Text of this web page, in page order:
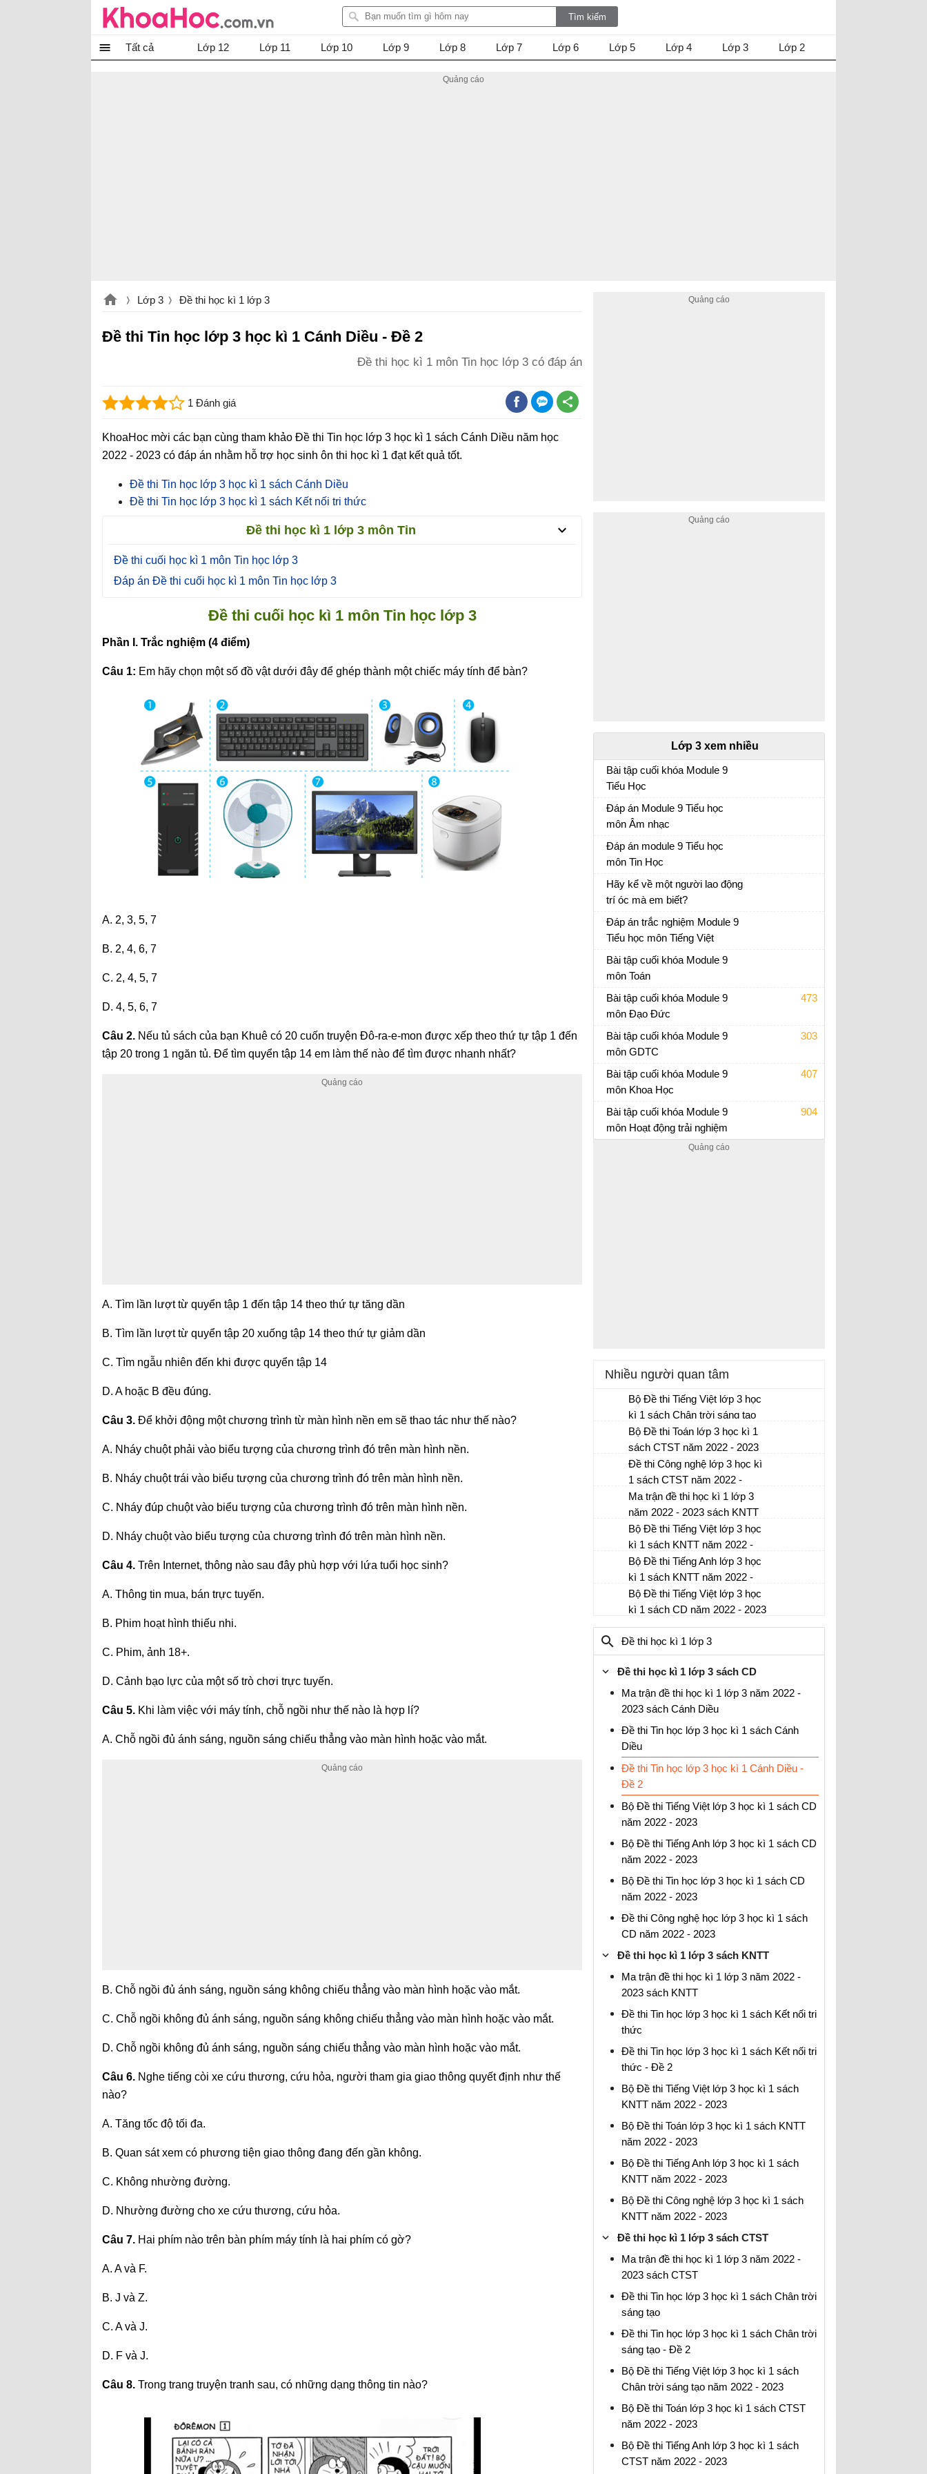
Tất cả Lớp 12 Lớp 11 Lớp 10 Lớp 9 Lớp 8 Lớp 7 Lớp 6 Lớp 5 Lớp 4 Lớp 3 Lớp 2
Lớp 3 Đề thi học kì 1 lớp 3
Đề thi Tin học lớp 3 học kì 1 Cánh Diều - Đề 2
Đề thi học kì 1 môn Tin học lớp 3 có đáp án
1 Đánh giá
KhoaHoc mời các bạn cùng tham khảo Đề thi Tin học lớp 3 học kì 1 sách Cánh Diều năm học
2022 - 2023 có đáp án nhằm hỗ trợ học sinh ôn thi học kì 1 đạt kết quả tốt.
Đề thi Tin học lớp 3 học kì 1 sách Cánh Diều
Đề thi Tin học lớp 3 học kì 1 sách Kết nối tri thức
Đề thi học kì 1 lớp 3 môn Tin
Đề thi cuối học kì 1 môn Tin học lớp 3
Đáp án Đề thi cuối học kì 1 môn Tin học lớp 3
Đề thi cuối học kì 1 môn Tin học lớp 3
Phần I. Trắc nghiệm (4 điểm)
Câu 1: Em hãy chọn một số đồ vật dưới đây để ghép thành một chiếc máy tính để bàn?
A. 2, 3, 5, 7
B. 2, 4, 6, 7
C. 2, 4, 5, 7
D. 4, 5, 6, 7
Câu 2. Nếu tủ sách của bạn Khuê có 20 cuốn truyện Đô-ra-e-mon được xếp theo thứ tự tập 1 đến
tập 20 trong 1 ngăn tủ. Để tìm quyển tập 14 em làm thế nào để tìm được nhanh nhất?
A. Tìm lần lượt từ quyển tập 1 đến tập 14 theo thứ tự tăng dần
B. Tìm lần lượt từ quyển tập 20 xuống tập 14 theo thứ tự giảm dần
C. Tìm ngẫu nhiên đến khi được quyển tập 14
D. A hoặc B đều đúng.
Câu 3. Để khởi động một chương trình từ màn hình nền em sẽ thao tác như thế nào?
A. Nháy chuột phải vào biểu tượng của chương trình đó trên màn hình nền.
B. Nháy chuột trái vào biểu tượng của chương trình đó trên màn hình nền.
C. Nháy đúp chuột vào biểu tượng của chương trình đó trên màn hình nền.
D. Nháy chuột vào biểu tượng của chương trình đó trên màn hình nền.
Câu 4. Trên Internet, thông nào sau đây phù hợp với lứa tuổi học sinh?
A. Thông tin mua, bán trực tuyến.
B. Phim hoạt hình thiếu nhi.
C. Phim, ảnh 18+.
D. Cảnh bạo lực của một số trò chơi trực tuyến.
Câu 5. Khi làm việc với máy tính, chỗ ngồi như thế nào là hợp lí?
A. Chỗ ngồi đủ ánh sáng, nguồn sáng chiếu thẳng vào màn hình hoặc vào mắt.
B. Chỗ ngồi đủ ánh sáng, nguồn sáng không chiếu thẳng vào màn hình hoặc vào mắt.
C. Chỗ ngồi không đủ ánh sáng, nguồn sáng không chiếu thẳng vào màn hình hoặc vào mắt.
D. Chỗ ngồi không đủ ánh sáng, nguồn sáng chiếu thẳng vào màn hình hoặc vào mắt.
Câu 6. Nghe tiếng còi xe cứu thương, cứu hỏa, người tham gia giao thông quyết định như thế
nào?
A. Tăng tốc độ tối đa.
B. Quan sát xem có phương tiện giao thông đang đến gần không.
C. Không nhường đường.
D. Nhường đường cho xe cứu thương, cứu hỏa.
Câu 7. Hai phím nào trên bàn phím máy tính là hai phím có gờ?
A. A và F.
B. J và Z.
C. A và J.
D. F và J.
Câu 8. Trong trang truyện tranh sau, có những dạng thông tin nào?
Lớp 3 xem nhiều
Bài tập cuối khóa Module 9
Tiểu Học
Bài tập cuối khóa Module 9 Tiểu Học đầy đủ
Đáp án Module 9 Tiểu học
môn Âm nhạc
Đáp án trắc nghiệm Module 9 Tiểu học
Đáp án module 9 Tiểu học
môn Tin Học
Đáp án trắc nghiệm Module 9 Tiểu học
Hãy kể về một người lao động
trí óc mà em biết?
Kể về người lao động trí óc lớp 3
Đáp án trắc nghiệm Module 9
Tiểu học môn Tiếng Việt
Đáp án trắc nghiệm Module 9 Tiểu học
Bài tập cuối khóa Module 9
môn Toán
Bài tập cuối khóa Module 9 Tiểu Học
Bài tập cuối khóa Module 9
môn Đạo Đức
473
Bài tập cuối khóa Module 9 Tiểu Học
Bài tập cuối khóa Module 9
môn GDTC
303
Bài tập cuối khóa Module 9 Tiểu Học
Bài tập cuối khóa Module 9
môn Khoa Học
407
Bài tập cuối khóa Module 9 Tiểu Học
Bài tập cuối khóa Module 9
môn Hoạt động trải nghiệm
904
Bài tập cuối khóa Module 9 Tiểu Học
Nhiều người quan tâm
Bộ Đề thi Tiếng Việt lớp 3 học
kì 1 sách Chân trời sáng tạo
năm 2022 - 2023
Đề thi học kì 1 môn Tiếng Việt lớp 3 có đáp
án
Bộ Đề thi Toán lớp 3 học kì 1
sách CTST năm 2022 - 2023
Đề thi học kì 1 môn Toán lớp 3 có đáp án
Đề thi Công nghệ lớp 3 học kì
1 sách CTST năm 2022 -
2023
Đề thi học kì 1 môn Công nghệ lớp 3 có
đáp án
Ma trận đề thi học kì 1 lớp 3
năm 2022 - 2023 sách KNTT
Ma trận đề kiểm tra cuối kì 1 lớp 3
Bộ Đề thi Tiếng Việt lớp 3 học
kì 1 sách KNTT năm 2022 -
2023
Đề thi học kì 1 môn Tiếng Việt lớp 3 có đáp
án
Bộ Đề thi Tiếng Anh lớp 3 học
kì 1 sách KNTT năm 2022 -
2023
Đề thi học kì 1 môn Tiếng Anh lớp 3 có đáp
án
Bộ Đề thi Tiếng Việt lớp 3 học
kì 1 sách CD năm 2022 - 2023
Đề thi học kì 1 môn Tiếng Việt lớp 3 có đáp
án
Đề thi học kì 1 lớp 3
Đề thi học kì 1 lớp 3 sách CD
Ma trận đề thi học kì 1 lớp 3 năm 2022 -
2023 sách Cánh Diều
Đề thi Tin học lớp 3 học kì 1 sách Cánh
Diều
Đề thi Tin học lớp 3 học kì 1 Cánh Diều -
Đề 2
Bộ Đề thi Tiếng Việt lớp 3 học kì 1 sách CD
năm 2022 - 2023
Bộ Đề thi Tiếng Anh lớp 3 học kì 1 sách CD
năm 2022 - 2023
Bộ Đề thi Tin học lớp 3 học kì 1 sách CD
năm 2022 - 2023
Đề thi Công nghệ học lớp 3 học kì 1 sách
CD năm 2022 - 2023
Đề thi học kì 1 lớp 3 sách KNTT
Ma trận đề thi học kì 1 lớp 3 năm 2022 -
2023 sách KNTT
Đề thi Tin học lớp 3 học kì 1 sách Kết nối tri
thức
Đề thi Tin học lớp 3 học kì 1 sách Kết nối tri
thức - Đề 2
Bộ Đề thi Tiếng Việt lớp 3 học kì 1 sách
KNTT năm 2022 - 2023
Bộ Đề thi Toán lớp 3 học kì 1 sách KNTT
năm 2022 - 2023
Bộ Đề thi Tiếng Anh lớp 3 học kì 1 sách
KNTT năm 2022 - 2023
Bộ Đề thi Công nghệ lớp 3 học kì 1 sách
KNTT năm 2022 - 2023
Đề thi học kì 1 lớp 3 sách CTST
Ma trận đề thi học kì 1 lớp 3 năm 2022 -
2023 sách CTST
Đề thi Tin học lớp 3 học kì 1 sách Chân trời
sáng tạo
Đề thi Tin học lớp 3 học kì 1 sách Chân trời
sáng tạo - Đề 2
Bộ Đề thi Tiếng Việt lớp 3 học kì 1 sách
Chân trời sáng tạo năm 2022 - 2023
Bộ Đề thi Toán lớp 3 học kì 1 sách CTST
năm 2022 - 2023
Bộ Đề thi Tiếng Anh lớp 3 học kì 1 sách
CTST năm 2022 - 2023